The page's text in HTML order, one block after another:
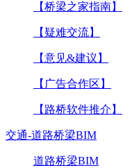
【桥梁之家指南】
【疑难交流】
【意见&建议】
【广告合作区】
【路桥软件推介】
交通-道路桥梁BIM
道路桥梁BIM